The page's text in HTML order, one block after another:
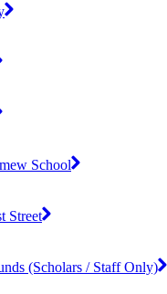
School
Street
(Scholars / Staff Only)